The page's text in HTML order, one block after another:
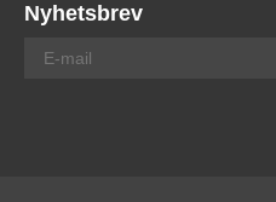
Nyhetsbrev